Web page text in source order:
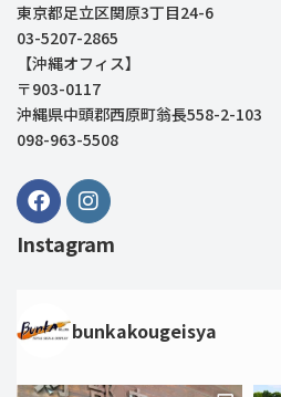
東京都足立区関原3丁目24-6
03-5207-2865
【沖縄オフィス】
〒903-0117
沖縄県中頭郡西原町翁長558-2-103
098-963-5508
Instagram
bunkakougeisya